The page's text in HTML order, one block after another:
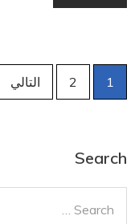
تصفّح
المقالات
1
2 التالي
Search